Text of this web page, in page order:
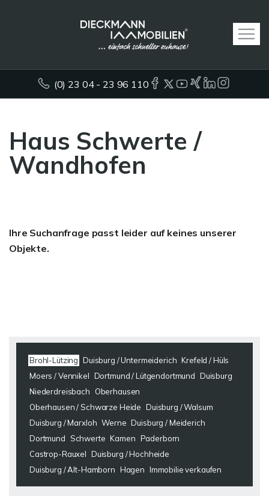
(0) 23 04 - 23 96 110
Haus Schwerte /
Wandhofen
Ihre Suchanfrage passt leider auf keines unserer
Objekte.
Brohl-Lützing Duisburg / Untermeiderich Krefeld / Hüls
Moers / Vennikel Dortmund / Lütgendortmund Duisburg
Niederdreisbach
Oberhausen
Oberhausen / Schwarze Heide Duisburg / Walsum
Duisburg / Marxloh Werne Duisburg / Meiderich
Dortmund
Schwerte Kamen Paderborn
Castrop-Rauxel Duisburg / Hochheide
Duisburg / Alt-Hamborn Hagen Immobilie verkaufen